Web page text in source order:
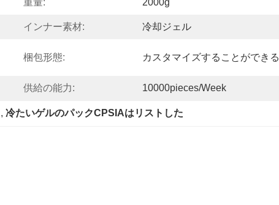
重量: 2000g
インナー素材: 冷却ジェル
梱包形態: カスタマイズすることができる
供給の能力: 10000pieces/week
, 冷たいゲルのパックCPSIAはリストした